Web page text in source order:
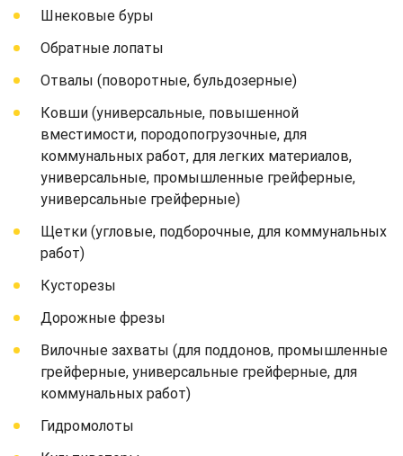
Шнековые буры
Обратные лопаты
Отвалы (поворотные, бульдозерные)
Ковши (универсальные, повышенной
вместимости, породопогрузочные, для
коммунальных работ, для легких материалов,
универсальные, промышленные грейферные,
универсальные грейферные)
Щетки (угловые, подборочные, для коммунальных
работ)
Кусторезы
Дорожные фрезы
Вилочные захваты (для поддонов, промышленные
грейферные, универсальные грейферные, для
коммунальных работ)
Гидромолоты